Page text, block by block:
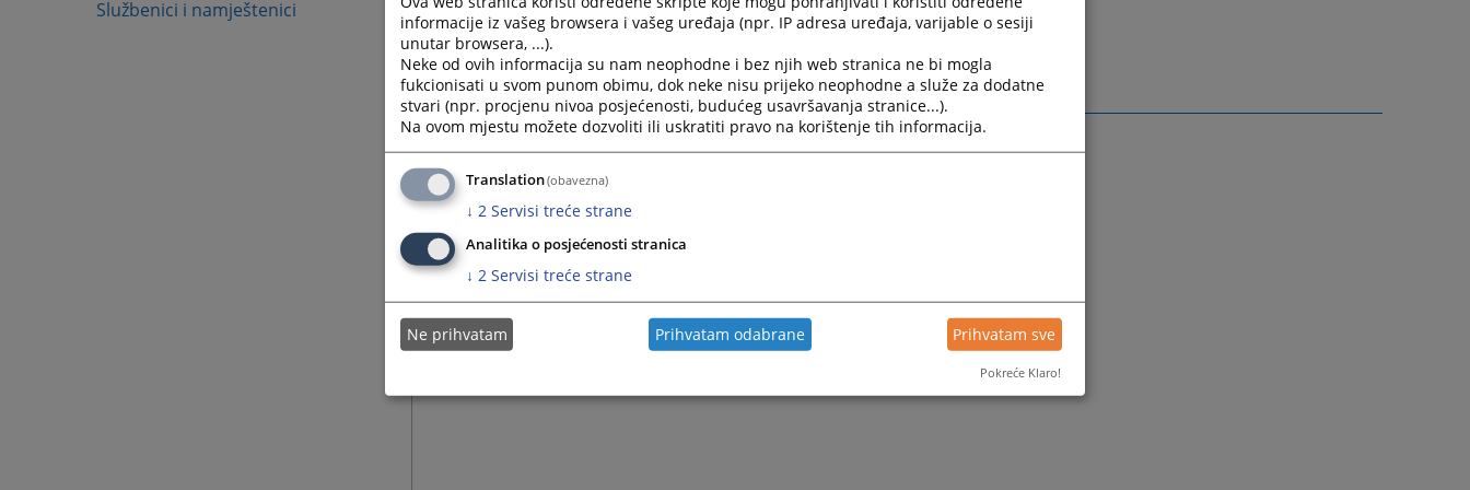
Službenici i namještenici
informacije iz vašeg browsera i vašeg uređaja (npr. IP adresa uređaja, varijable o sesiji
unutar browsera, ...).
Neke od ovih informacija su nam neophodne i bez njih web stranica ne bi mogla
fukcionisati u svom punom obimu, dok neke nisu prijeko neophodne a služe za dodatne
stvari (npr. procjenu nivoa posjećenosti, budućeg usavršavanja stranice...).
Na ovom mjestu možete dozvoliti ili uskratiti pravo na korištenje tih informacija.
Translation(obavezna)
↓ 2 Servisi treće strane
Analitika o posjećenosti stranica
↓ 2 Servisi treće strane
Ne prihvatam Prihvatam odabrane Prihvatam sve
Pokreće Klaro!